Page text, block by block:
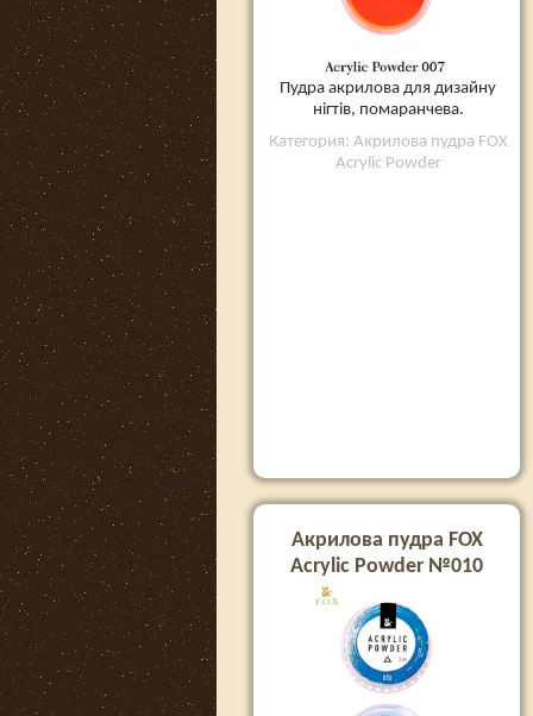
Пудра акрилова для дизайну
нігтів, помаранчева.
Категория: Акрилова пудра FOX
Acrylic Powder
Акрилова пудра FOX
Acrylic Powder №010